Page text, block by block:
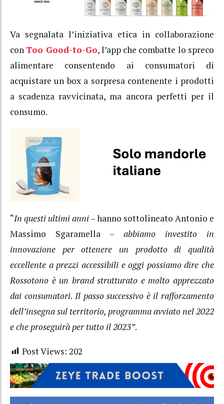
Va segnalata l’iniziativa etica in collaborazione
con Too Good-to-Go, l’app che combatte lo spreco
alimentare consentendo ai consumatori di
acquistare un box a sorpresa contenente i prodotti
a scadenza ravvicinata, ma ancora perfetti per il
consumo.
“In questi ultimi anni– hanno sottolineato Antonio e
Massimo Sgaramella – abbiamo investito in
innovazione per ottenere un prodotto di qualità
eccellente a prezzi accessibili e oggi possiamo dire che
Rossotono è un brand strutturato e molto apprezzato
dai consumatori. Il passo successivo è il rafforzamento
dell’insegna sul territorio, programma avviato nel 2022
e che proseguirà per tutto il 2023”.
Post Views: 202